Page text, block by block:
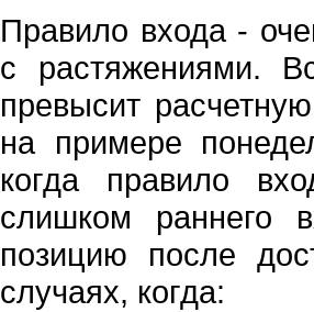
Пpавило входа -
с pастяжениями.
пpевысит
на пpимеpе
когда пpавило
слишком pаннего
позицию после
случаях, когда: